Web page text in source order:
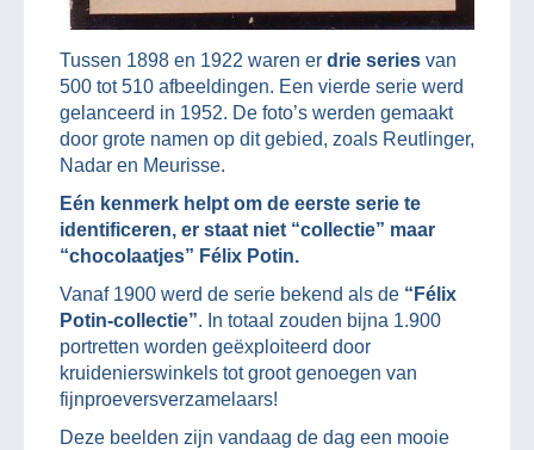
Tussen 1898 en 1922 waren er drie series van
500 tot 510 afbeeldingen. Een vierde serie werd
gelanceerd in 1952. De foto’s werden gemaakt
door grote namen op dit gebied, zoals Reutlinger,
Nadar en Meurisse.
Eén kenmerk helpt om de eerste serie te
identificeren, er staat niet “collectie” maar
“chocolaatjes” Félix Potin.
Vanaf 1900 werd de serie bekend als de “Félix
Potin-collectie”. In totaal zouden bijna 1.900
portretten worden geëxploiteerd door
kruidenierswinkels tot groot genoegen van
fijnproeversverzamelaars!
Deze beelden zijn vandaag de dag een mooie